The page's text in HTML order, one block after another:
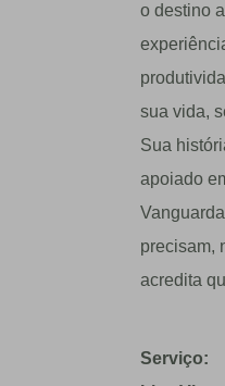
o destino
sua vida,
Sua
apoiado
precisam,
acredita
Serviço: